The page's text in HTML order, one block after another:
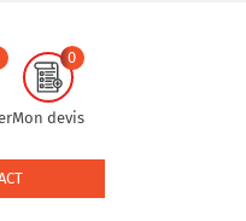
Mon devis
0